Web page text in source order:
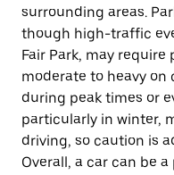
surrounding areas.
though high-traffic
Fair Park, may
moderate to heavy on
during peak times or
particularly in winter,
driving, so caution is
Overall, a car can be